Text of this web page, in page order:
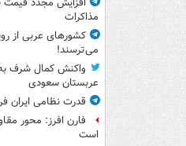
افزایش مجدد قیمت
مذاکرات
کشورهای عربی از
می‌ترسند!
واکنش کمال شرف
عربستان سعودی
قدرت نظامی ایران
فارن افرز: محور
است